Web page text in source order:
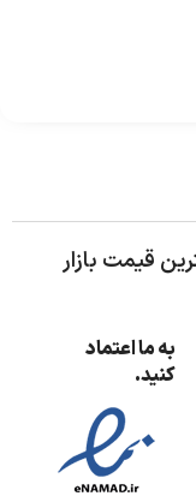
قیمت بازار
به ما اعتماد
کنید.